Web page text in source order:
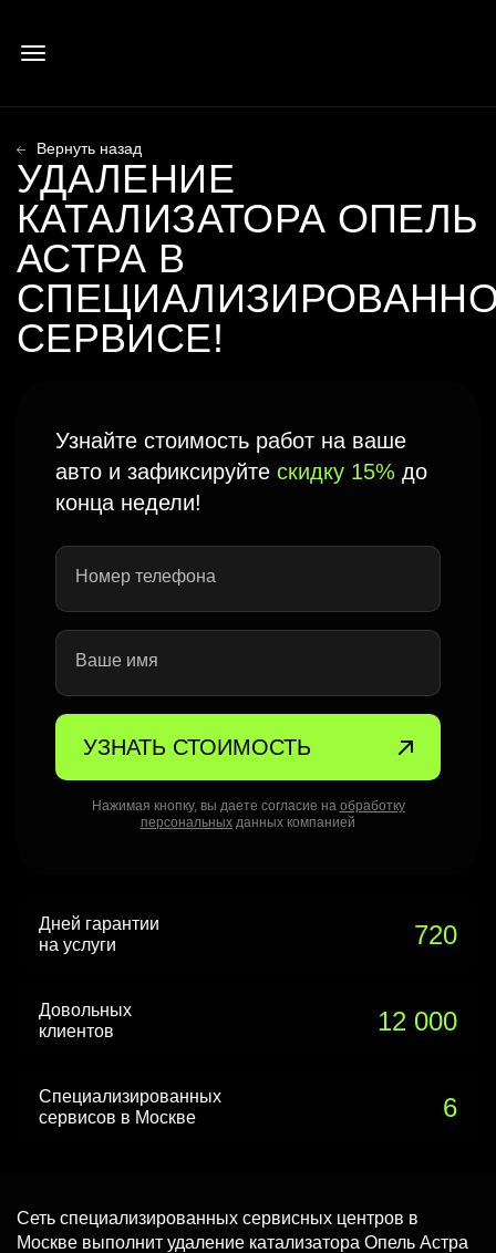
УДАЛЕНИЕ
КАТАЛИЗАТОРА ОПЕЛЬ
АСТРА В
СЕРВИСЕ!
Узнайте стоимость работ на ваше
авто и зафиксируйте скидку 15% до
конца недели!
Номер телефона
Ваше имя
УЗНАТЬ СТОИМОСТЬ
Нажимая кнопку, вы даете согласие на обработку
персональных данных компанией
720
Дней гарантии
на услуги
12 000
Довольных
клиентов
6
Специализированных
сервисов в Москве
Сеть специализированных сервисных центров в
Москве выполнит удаление катализатора Опель Астра